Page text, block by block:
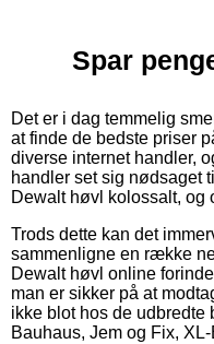
Spar
Det er i dag temmelig
at finde de bedste priser
diverse internet handler,
handler set sig nødsaget
Dewalt høvl kolossalt, og
Trods dette kan det
sammenligne en række
Dewalt høvl online
man er sikker på at
ikke blot hos de udbredte
Bauhaus, Jem og Fix,